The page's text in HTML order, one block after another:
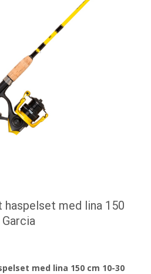
haspelset med lina 150
med lina 150 cm 10-30